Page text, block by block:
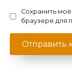
Сохранить
браузере для